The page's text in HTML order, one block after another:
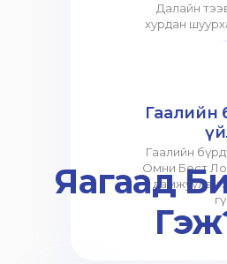
Далайн
хурдан
Гаалийн
Гаалийн
Омни Бест
дамжуулан
Яагаад